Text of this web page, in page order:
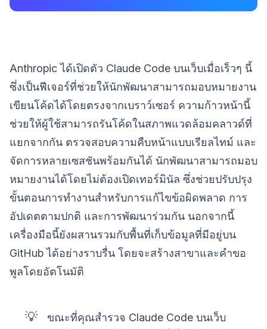
Anthropic ได้เปิดตัว Claude Code บนเว็บเมื่อเร็วๆ นี้
ซึ่งเป็นฟีเจอร์ที่ช่วยให้นักพัฒนาสามารถมอบหมายงาน
เขียนโค้ดได้โดยตรงจากเบราว์เซอร์ ความก้าวหน้านี้
ช่วยให้ผู้ใช้สามารถรันโค้ดในสภาพแวดล้อมคลาวด์ที่
แยกจากกัน ตรวจสอบความคืบหน้าแบบเรียลไทม์ และ
จัดการหลายเซสชันพร้อมกันได้ นักพัฒนาสามารถมอบ
หมายงานได้โดยไม่ต้องเปิดเทอร์มินัล ซึ่งช่วยปรับปรุง
ขั้นตอนการทำงานสำหรับการแก้ไขข้อผิดพลาด การ
อัปเดตตามปกติ และการพัฒนาร่วมกัน นอกจากนี้
เครื่องมือนี้ยังผสานรวมกับพื้นที่เก็บข้อมูลที่มีอยู่บน
GitHub ได้อย่างราบรื่น โดยจะสร้างสาขาและคำขอ
พูลโดยอัตโนมัติ
💡
ขณะที่คุณสำรวจ Claude Code บนเว็บ